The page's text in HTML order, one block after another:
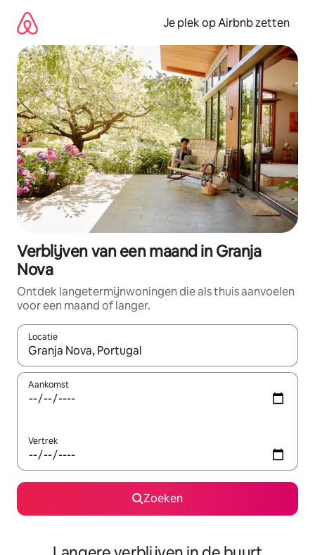
direct
naar
inhoud
Je plek op Airbnb zetten
Verblijven van een maand in Granja
Nova
Ontdek langetermijnwoningen die als thuis aanvoelen
voor een maand of langer.
Locatie
Wanneer er resultaten beschikbaar zijn, maak je een keuze
Aankomst
Vertrek
Zoeken